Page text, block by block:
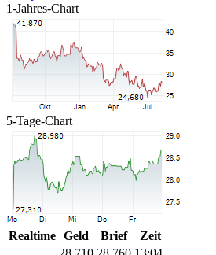
1-Jahres-Chart
5-Tage-Chart
Realtime Geld Brief
Zeit